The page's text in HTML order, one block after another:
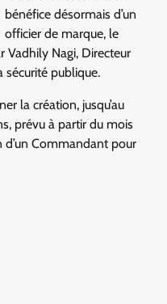
bénéfice désormais d’un
officier de marque, le
Vadhily Nagi, Directeur
sécurité publique.
la création, jusqu’au
prévu à partir du mois
Commandant pour